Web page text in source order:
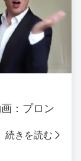
：プロン
続きを読む